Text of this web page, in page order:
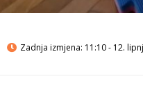
Zadnja izmjena: 11:10 - 12.